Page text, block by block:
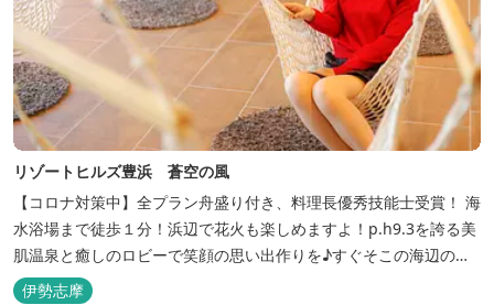
リゾートヒルズ豊浜 蒼空の風
【コロナ対策中】全プラン舟盛り付き、料理長優秀技能士受賞！ 海
水浴場まで徒歩１分！浜辺で花火も楽しめますよ！p.h9.3を誇る美
肌温泉と癒しのロビーで笑顔の思い出作りを♪すぐそこの海辺の高
台に建つ温泉宿
伊勢志摩